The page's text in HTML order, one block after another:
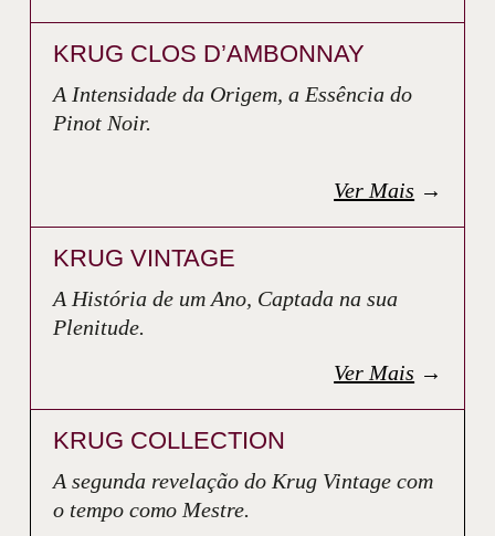
KRUG CLOS D’AMBONNAY
A Intensidade da Origem, a Essência do
Pinot Noir.
Ver Mais →
KRUG VINTAGE
A História de um Ano, Captada na sua
Plenitude.
Ver Mais →
KRUG COLLECTION
A segunda revelação do Krug Vintage com
o tempo como Mestre.